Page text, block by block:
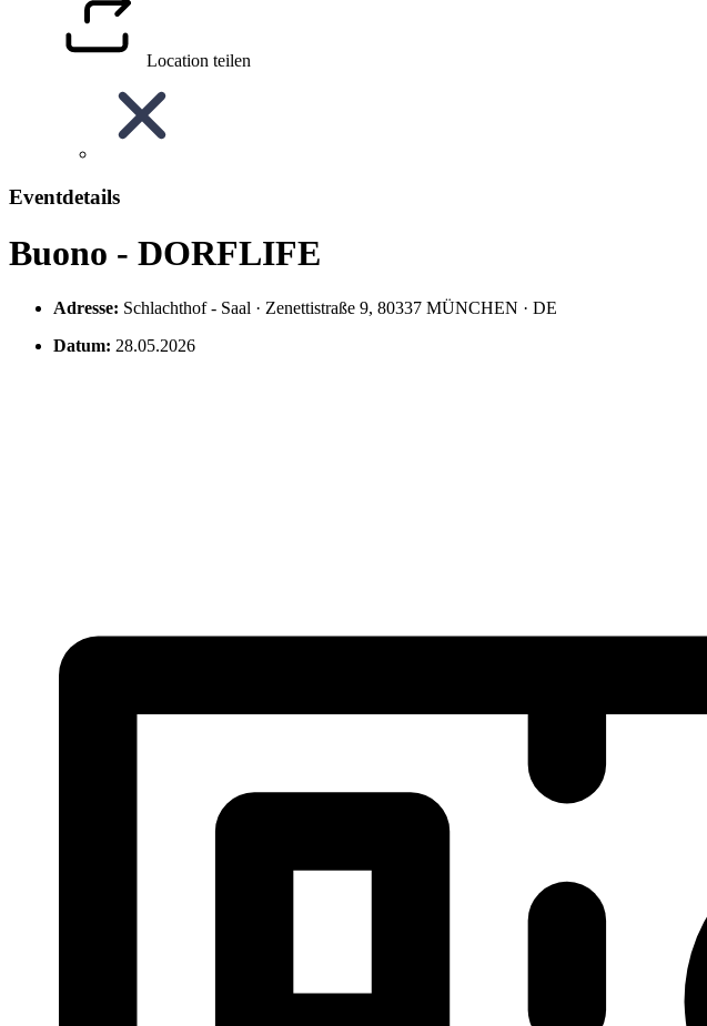
Location teilen
Eventdetails
Buono - DORFLIFE
Adresse: Schlachthof - Saal · Zenettistraße 9, 80337 MÜNCHEN · DE
Datum: 28.05.2026